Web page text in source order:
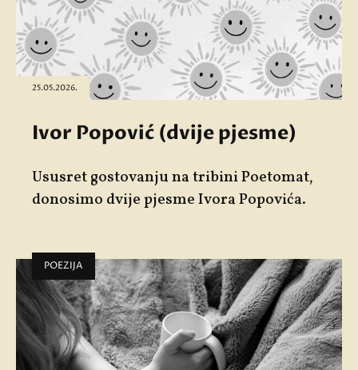
25.05.2026.
Ivor Popović (dvije pjesme)
Ususret gostovanju na tribiniPoetomat,
donosimo dvije pjesmeIvora Popovića.
POEZIJA